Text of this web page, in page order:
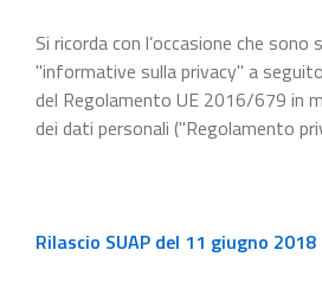
Si ricorda con l’occasione che
"informative sulla privacy" a
del Regolamento UE 2016/679 in
dei dati personali ("Regolamento
Rilascio SUAP del 11 giugno 2018